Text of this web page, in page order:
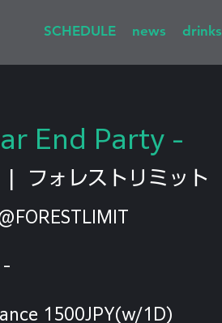
SCHEDULE news drinks
End Party -
フォレストリミット
-
1500JPY(w/1D)